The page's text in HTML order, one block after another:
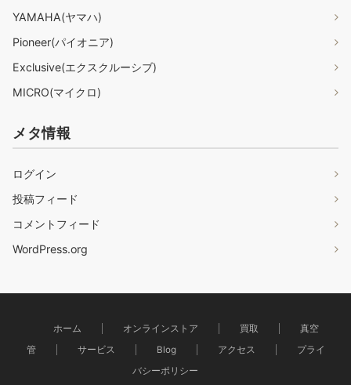
YAMAHA(ヤマハ)
Pioneer(パイオニア)
Exclusive(エクスクルーシブ)
MICRO(マイクロ)
メタ情報
ログイン
投稿フィード
コメントフィード
WordPress.org
ホーム オンラインストア 買取
真空
管
サービス Blog アクセス
プライ
バシーポリシー